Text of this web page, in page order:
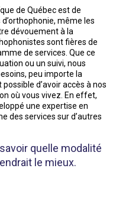
de Québec est de
même les
dévouement à la
sont fières de
de services. Que ce
ou un suivi, nous
peu importe la
d’avoir accès à nos
où vous vivez. En effet,
une expertise en
des services sur d’autres
quelle modalité
le mieux.